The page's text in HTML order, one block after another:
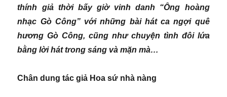
thính giả thời bấy giờ vinh danh “Ông hoàng
nhạc Gò Công” với những bài hát ca ngợi quê
hương Gò Công, cũng như chuyện tình đôi lứa
bằng lời hát trong sáng và mặn mà…
Chân dung tác giả Hoa sứ nhà nàng